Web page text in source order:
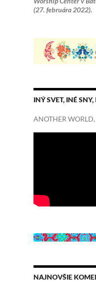
(27. februára 2022).
INÝ SVET, INÉ
ANOTHER
NAJNOVŠIE